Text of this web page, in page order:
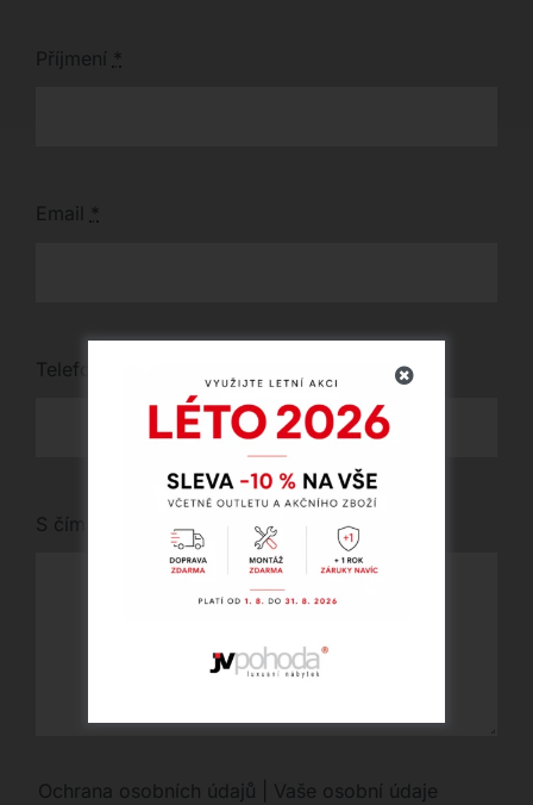
Příjmení *
Email *
Telefon
S čím vám můžeme pomoci?
Ochrana osobních údajů | Vaše osobní údaje